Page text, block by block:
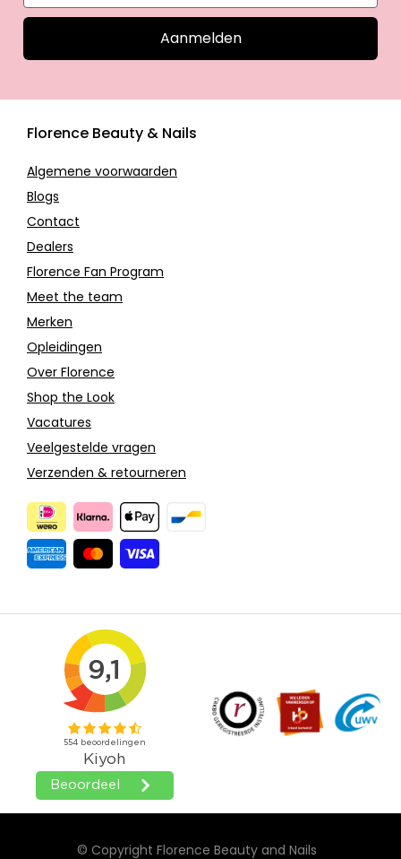
Aanmelden
Florence Beauty & Nails
Algemene voorwaarden
Blogs
Contact
Dealers
Florence Fan Program
Meet the team
Merken
Opleidingen
Over Florence
Shop the Look
Vacatures
Veelgestelde vragen
Verzenden & retourneren
© Copyright Florence Beauty and Nails